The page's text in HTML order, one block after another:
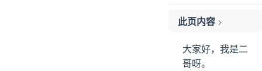
此页内容
大家好，我是二
哥呀。